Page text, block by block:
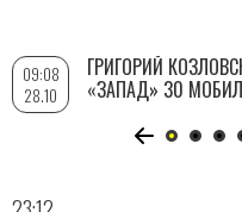
содержанию
09:08
28.10
ГРИГОРИЙ
«ЗАПАД» 30